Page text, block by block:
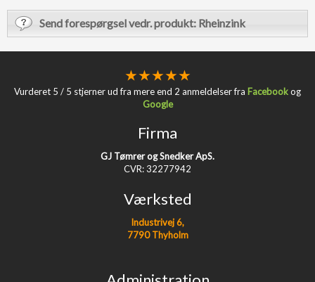
Send forespørgsel vedr. produkt: Rheinzink
★★ ★ ★★
​Vurderet 5 / 5 stjerner ud fra mere end 2 anmeldelser fra Facebookog
Google
Firma
GJ Tømrer og Snedker ApS.
CVR: 32277942
Værksted
Industrivej 6,
7790 Thyholm